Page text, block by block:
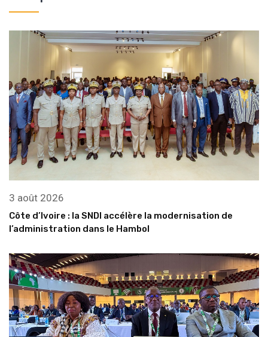
3 août 2026
Côte d’Ivoire : la SNDI accélère la modernisation de
l’administration dans le Hambol